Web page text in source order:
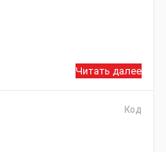
Читать далее
Код